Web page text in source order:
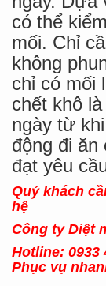
có thể
mối. Chỉ
không
chỉ có mối
chết khô
ngày từ
động đi
đạt yêu
Quý khách
hệ
Công ty Diệt
Hotline: 0933
Phục vụ